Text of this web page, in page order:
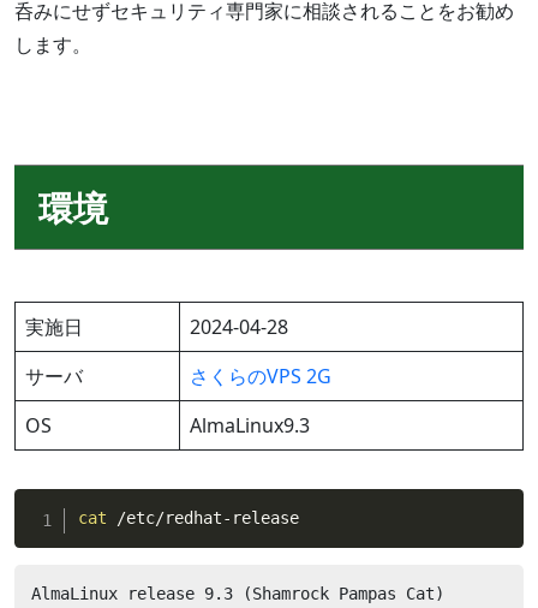
呑みにせずセキュリティ専門家に相談されることをお勧め
します。
環境
実施日
2024-04-28
サーバ
さくらのVPS 2G
OS
AlmaLinux9.3
cat /etc/redhat-release
AlmaLinux release 9.3 (Shamrock Pampas Cat)